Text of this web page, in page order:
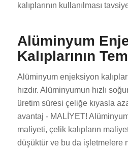
kalıplarının kullanılması
Alüminyum
Kalıplarının
Alüminyum enjeksiyon
hızdır. Alüminyumun hızlı
üretim süresi çeliğe kıyasla
avantaj - MALİYET!
maliyeti, çelik kalıpların
düşüktür ve bu da işletmelere